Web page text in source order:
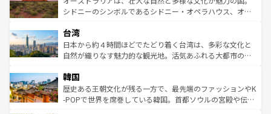
しみながら、その多様性と豊かな歴史を感じることができ
ならではの贅沢な旅のスタイルだ。 なお、新着のアメリカ
情報はコンテンツ一覧を参照してほしい。
おすすめ。エメラルドグリーンに輝く海をはじめ、豊かな
れるおもてなしの心で訪れる人々を迎えてくれるハワイの
人々、おいしいローカルフードやハワイアンミュージッ
ク、伝統的なフラダンスなど、すべてがハワイの魅力を彩
ワイを、存分に味わってほしい。 なお、新着のハワイ情報
はコンテンツ一覧を参照してほしい。
シドニーのシンボルであるシドニー・オペラハウス、オー
リアリーフや大陸中央部にそびえるウルル（エアーズロッ
ク）、タスマニアの美しい原生林やケアンズの熱帯雨林な
ど、見どころがたくさん。また、カフェやワイン、オージ
いる。アクティビティも充実しており、サーフィンやダイ
ビング、ハイキングなど、アウトドア好きにはたまらな
い。オーストラリアの多彩な魅力を存分に味わいつくそ
台湾
日本から約４時間ほどでたどり着く台湾は、多彩な文化と
自然が織りなす魅力的な観光地。活気あふれる大都市の台
ン）、静ひつな山岳地帯である台湾東部など、都市の喧騒
と山間の静けさが共存しており、訪れる人に新しい発見と
驚きをもたらしてくれる。また、奥深い台湾の食文化も魅
韓国
歴史ある王朝文化が残る一方で、最先端のファッションやK
-POPで世界を席巻している韓国。首都ソウルの宮殿や伝統